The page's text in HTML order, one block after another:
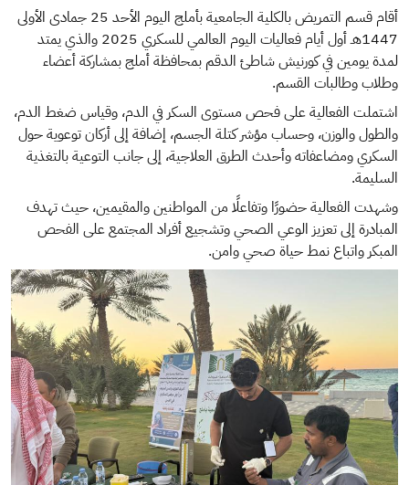
أقام قسم التمريض بالكلية الجامعية بأملج اليوم الأحد 25 جمادى الأولى
1447هـ أول أيام فعاليات اليوم العالمي للسكري 2025 والذي يمتد
لمدة يومين في كورنيش شاطئ الدقم بمحافظة أملج بمشاركة أعضاء
وطلاب وطالبات القسم.
اشتملت الفعالية على فحص مستوى السكر في الدم، وقياس ضغط الدم،
والطول والوزن، وحساب مؤشر كتلة الجسم، إضافة إلى أركان توعوية حول
السكري ومضاعفاته وأحدث الطرق العلاجية، إلى جانب التوعية بالتغذية
السليمة.
وشهدت الفعالية حضورًا وتفاعلًا من المواطنين والمقيمين، حيث تهدف
المبادرة إلى تعزيز الوعي الصحي وتشجيع أفراد المجتمع على الفحص
المبكر واتباع نمط حياة صحي وامن.